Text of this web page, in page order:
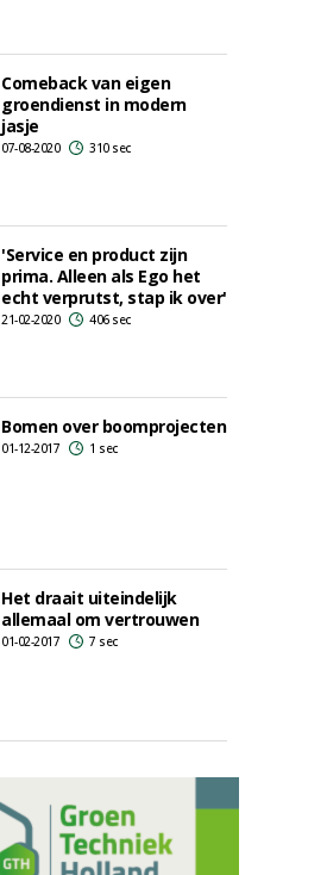
Comeback van eigen
groendienst in modern
jasje
07-08-2020 310 sec
'Service en product zijn
prima. Alleen als Ego het
echt verprutst, stap ik over'
21-02-2020 406 sec
Bomen over boomprojecten
01-12-2017 1 sec
Het draait uiteindelijk
allemaal om vertrouwen
01-02-2017 7 sec